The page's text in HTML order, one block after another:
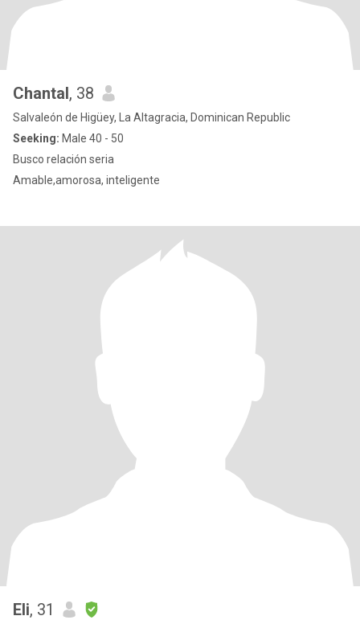
Chantal, 38
Salvaleón de Higüey, La Altagracia, Dominican Republic
Seeking: Male 40 - 50
Busco relación seria
Amable,amorosa, inteligente
Eli, 31